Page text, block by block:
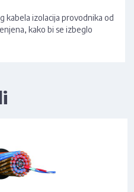
kabela izolacija provodnika od
kako bi se izbeglo